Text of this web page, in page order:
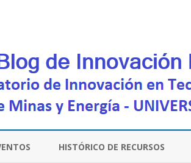
HISTÓRICO DE RECURSOS